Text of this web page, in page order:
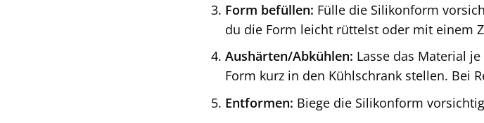
Form befüllen: Fülle die Silikonform
du die Form leicht rüttelst oder mit einem
Aushärten/Abkühlen: Lasse das Material
Form kurz in den Kühlschrank stellen. Bei
Entformen: Biege die Silikonform